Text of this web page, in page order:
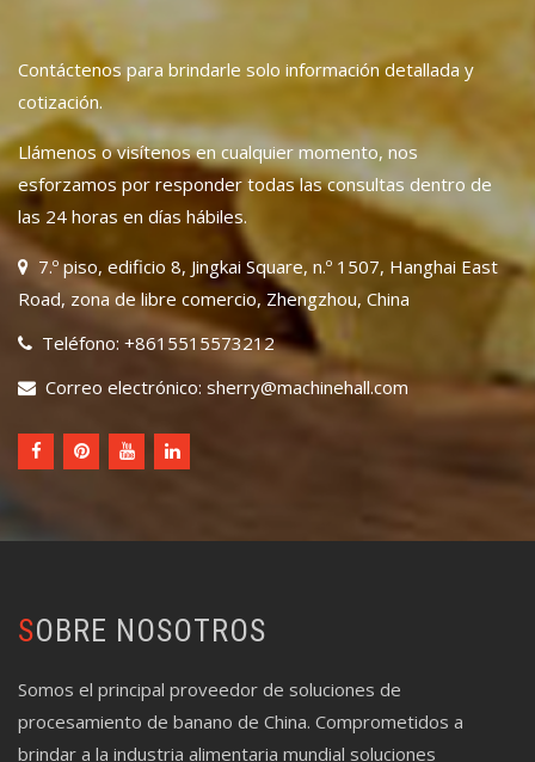
Contáctenos para brindarle solo información detallada y
cotización.
Llámenos o visítenos en cualquier momento, nos
esforzamos por responder todas las consultas dentro de
las 24 horas en días hábiles.
7.º piso, edificio 8, Jingkai Square, n.º 1507, Hanghai East
Road, zona de libre comercio, Zhengzhou, China
Teléfono: +8615515573212
Correo electrónico: sherry@machinehall.com
SOBRE NOSOTROS
Somos el principal proveedor de soluciones de
procesamiento de banano de China. Comprometidos a
brindar a la industria alimentaria mundial soluciones